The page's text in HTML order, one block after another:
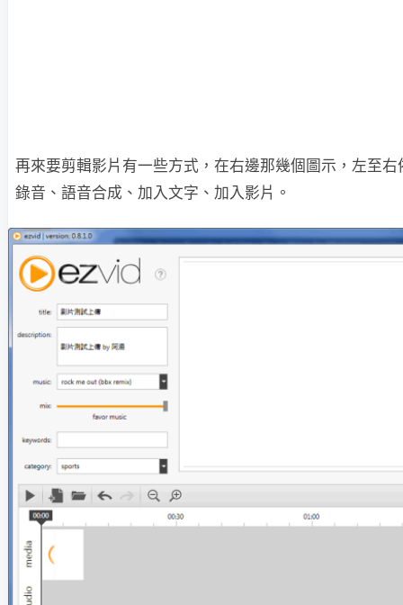
再來要剪輯影片有一些方式，在右邊那幾個圖示，左至
錄音、語音合成、加入文字、加入影片。